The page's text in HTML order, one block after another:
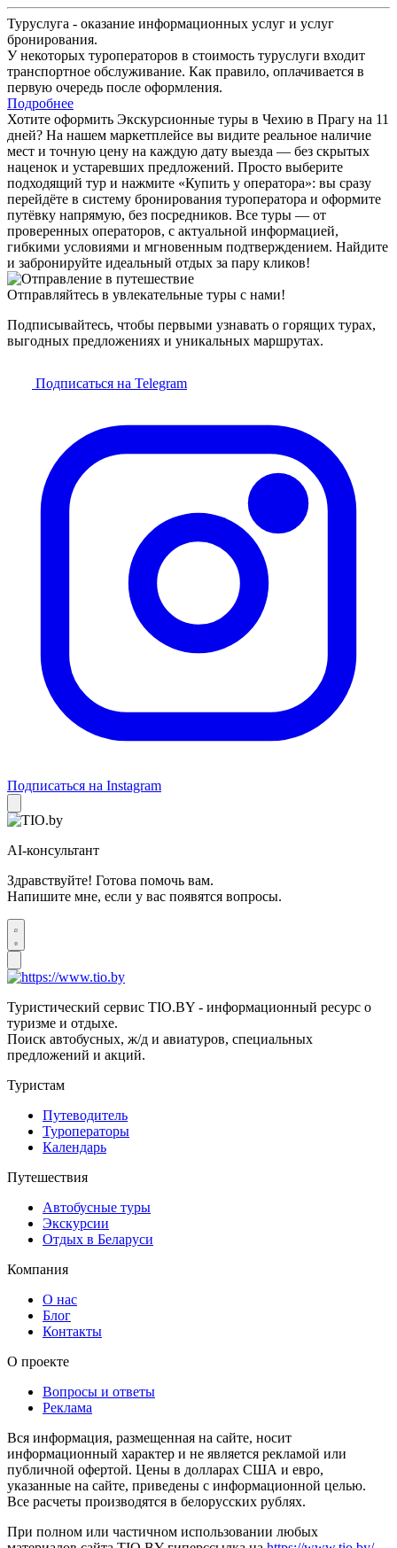
Туруслуга - оказание информационных услуг и услуг
бронирования.
У некоторых туроператоров в стоимость туруслуги входит
транспортное обслуживание. Как правило, оплачивается в
первую очередь после оформления.
Подробнее
Хотите оформить Экскурсионные туры в Чехию в Прагу на 11
дней? На нашем маркетплейсе вы видите реальное наличие
мест и точную цену на каждую дату выезда — без скрытых
наценок и устаревших предложений. Просто выберите
подходящий тур и нажмите «Купить у оператора»: вы сразу
перейдёте в систему бронирования туроператора и оформите
путёвку напрямую, без посредников. Все туры — от
проверенных операторов, с актуальной информацией,
гибкими условиями и мгновенным подтверждением. Найдите
и забронируйте идеальный отдых за пару кликов!
Отправляйтесь в увлекательные туры с нами!
Подписывайтесь, чтобы первыми узнавать о горящих турах,
выгодных предложениях и уникальных маршрутах.
Подписаться на Telegram
Подписаться на Instagram
AI-консультант
Здравствуйте! Готова помочь вам.
Напишите мне, если у вас появятся вопросы.
Туристический сервис TIO.BY - информационный ресурс о
туризме и отдыхе.
Поиск автобусных, ж/д и авиатуров, специальных
предложений и акций.
Туристам
Путеводитель
Туроператоры
Календарь
Путешествия
Автобусные туры
Экскурсии
Отдых в Беларуси
Компания
О нас
Блог
Контакты
О проекте
Вопросы и ответы
Реклама
Вся информация, размещенная на сайте, носит
информационный характер и не является рекламой или
публичной офертой. Цены в долларах США и евро,
указанные на сайте, приведены с информационной целью.
Все расчеты производятся в белорусских рублях.
При полном или частичном использовании любых